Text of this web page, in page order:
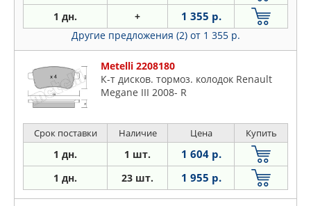
1 дн. + 1 355 р.
Другие предложения (2) от 1 355 р.
Metelli 2208180
К-т дисков. тормоз. колодок Renault
Megane III 2008- R
Срок поставки Наличие Цена Купить
1 дн. 1 шт. 1 604 р.
1 дн. 23 шт. 1 955 р.